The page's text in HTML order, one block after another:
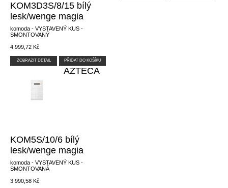
KOM3D3S/8/15 bílý
lesk/wenge magia
komoda - VYSTAVENÝ KUS -
SMONTOVANÝ
4 999,72 Kč
ZOBRAZIT DETAIL PŘIDAT DO KOŠÍKU
AZTECA
KOM5S/10/6 bílý
lesk/wenge magia
komoda - VYSTAVENÝ KUS -
SMONTOVANÁ
3 990,58 Kč